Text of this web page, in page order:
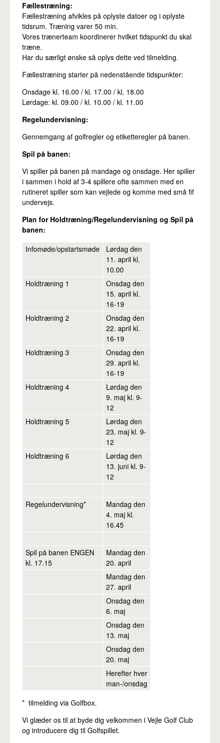
Fællestræning:
Fællestræning afvikles på oplyste datoer og i oplyste
tidsrum. Træning varer 50 min.
Vores trænerteam koordinerer hvilket tidspunkt du skal
træne.
Har du særligt ønske så oplys dette ved tilmelding.
Fællestræning starter på nedenstående tidspunkter:
Onsdage kl. 16.00 / kl. 17.00 / kl. 18.00
Lørdage: kl. 09.00 / kl. 10.00 / kl. 11.00
Regelundervisning:
Gennemgang af golfregler og etiketteregler på banen.
Spil på banen:
Vi spiller på banen på mandage og onsdage. Her spiller
i sammen i hold af 3-4 spillere ofte sammen med en
rutineret spiller som kan vejlede og komme med små fif
undervejs.
Plan for Holdtræning/Regelundervisning og Spil på
banen:
Infomøde/opstartsmøde
Lørdag den
11. april kl.
10.00
Holdtræning 1
Onsdag den
15. april kl.
16-19
Holdtræning 2
Onsdag den
22. april kl.
16-19
Holdtræning 3
Onsdag den
29. april kl.
16-19
Holdtræning 4
Lørdag den
9. maj kl. 9-
12
Holdtræning 5
Lørdag den
23. maj kl. 9-
12
Holdtræning 6
Lørdag den
13. juni kl. 9-
12
Regelundervisning*
Mandag den
4. maj kl.
16.45
Spil på banen ENGEN
kl. 17.15
Mandag den
20. april
Mandag den
27. april
Onsdag den
6. maj
Onsdag den
13. maj
Onsdag den
20. maj
Herefter hver
man-/onsdag
* tilmelding via Golfbox.
Vi glæder os til at byde dig velkommen i Vejle Golf Club
og introducere dig til Golfspillet.